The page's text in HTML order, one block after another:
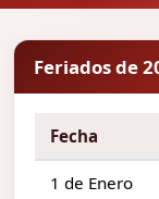
Feriados de
Fecha
1 de Enero